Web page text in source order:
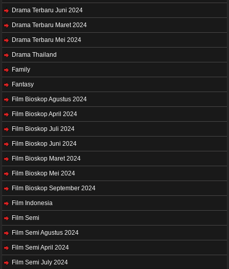
Drama Terbaru Juni 2024
Drama Terbaru Maret 2024
Drama Terbaru Mei 2024
Drama Thailand
Family
Fantasy
Film Bioskop Agustus 2024
Film Bioskop April 2024
Film Bioskop Juli 2024
Film Bioskop Juni 2024
Film Bioskop Maret 2024
Film Bioskop Mei 2024
Film Bioskop September 2024
Film Indonesia
Film Semi
Film Semi Agustus 2024
Film Semi April 2024
Film Semi July 2024